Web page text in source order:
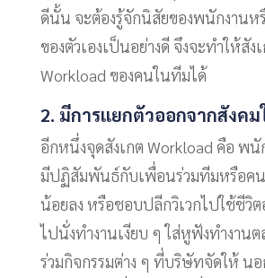
ดีนั้น จะต้องรู้จักนิสัยของพนักงาน
ของตัวเองเป็นอย่างดี จึงจะทำให้สัง
Workload ของคนในทีมได้
2. มีการแยกตัวออกจากสังค
อีกหนึ่งจุดสังเกต Workload คือ พนั
มีปฏิสัมพันธ์กับเพื่อนร่วมทีมหรือค
น้อยลง หรือชอบปลีกวิเวกไปใช้ชีวิ
ไปนั่งทำงานเงียบ ๆ ใส่หูฟังทำงานต
ร่วมกิจกรรมต่าง ๆ ที่บริษัทจัดให้ น